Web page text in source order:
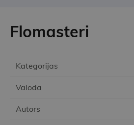
Kategorijas
Valoda
Autors
Flomasteri